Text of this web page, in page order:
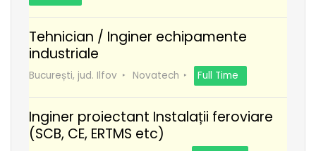
Tehnician / Inginer echipamente
industriale
București, jud. Ilfov Novatech Full Time
Inginer proiectant Instalații feroviare
(SCB, CE, ERTMS etc)